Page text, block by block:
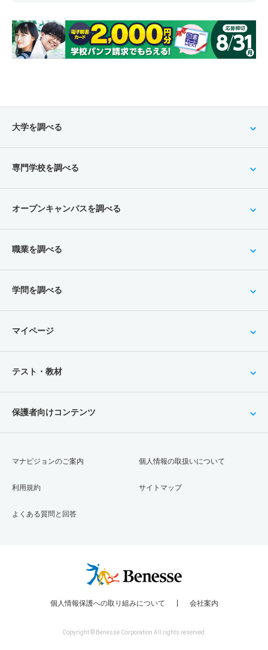
大学を調べる
専門学校を調べる
オープンキャンパスを調べる
職業を調べる
学問を調べる
マイページ
テスト・教材
保護者向けコンテンツ
マナビジョンのご案内
利用規約
よくある質問と回答
個人情報の取扱いについて
サイトマップ
個人情報保護への取り組みについて 会社案内
Copyright © Benesse Corporation All rights reserved.